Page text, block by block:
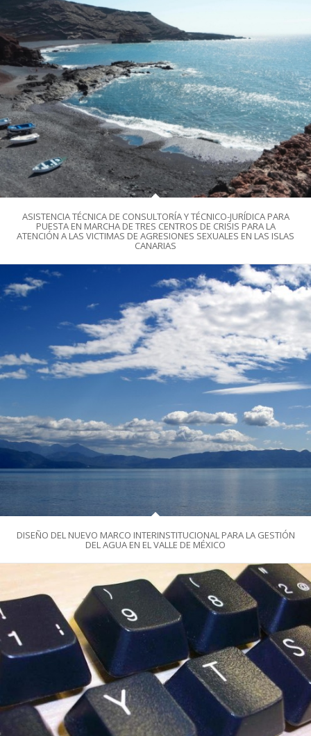
ASISTENCIA TÉCNICA DE CONSULTORÍA Y TÉCNICO-JURÍDICA PARA
PUESTA EN MARCHA DE TRES CENTROS DE CRISIS PARA LA
ATENCIÓN A LAS VICTIMAS DE AGRESIONES SEXUALES EN LAS ISLAS
CANARIAS
DISEÑO DEL NUEVO MARCO INTERINSTITUCIONAL PARA LA GESTIÓN
DEL AGUA EN EL VALLE DE MÉXICO